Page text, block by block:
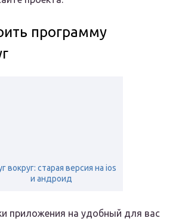
программу
вокруг: старая версия на ios
и андроид
приложения на удобный для вас